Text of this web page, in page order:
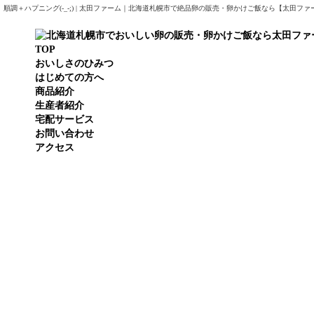
順調＋ハプニング(-_-;) | 太田ファーム｜北海道札幌市で絶品卵の販売・卵かけご飯なら【太田ファ
TOP
おいしさのひみつ
はじめての方へ
商品紹介
生産者紹介
宅配サービス
お問い合わせ
アクセス